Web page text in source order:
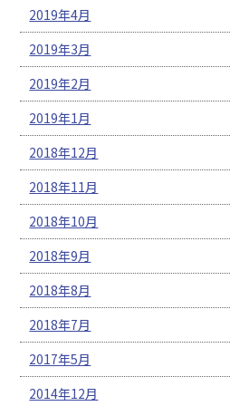
2019年4月
2019年3月
2019年2月
2019年1月
2018年12月
2018年11月
2018年10月
2018年9月
2018年8月
2018年7月
2017年5月
2014年12月